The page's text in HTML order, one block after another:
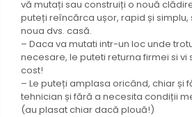
vă mutați sau construiți o nouă
puteți reîncărca ușor, rapid și simplu,
noua dvs. casă.
– Daca va mutati intr-un loc unde
necesare, le puteti returna firmei si vi
cost!
– Le puteți amplasa oricând, chiar și
tehnician și fără a necesita condiții
(au plasat chiar dacă plouă!)